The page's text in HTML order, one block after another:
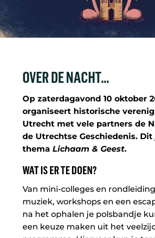
OVER DE NACHT…
Op zaterdagavond 10 oktober
organiseert historische
Utrecht met vele partners de
de Utrechtse Geschiedenis.
thema Lichaam & Geest.
WAT IS ER TE DOEN?
Van mini-colleges en
muziek, workshops en een
na het ophalen je polsbandje
een keuze maken uit het